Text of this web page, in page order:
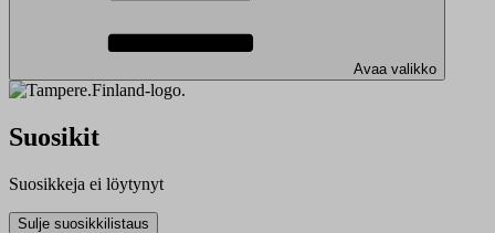
Avaa valikko
Suosikit
Suosikkeja ei löytynyt
Sulje suosikkilistaus